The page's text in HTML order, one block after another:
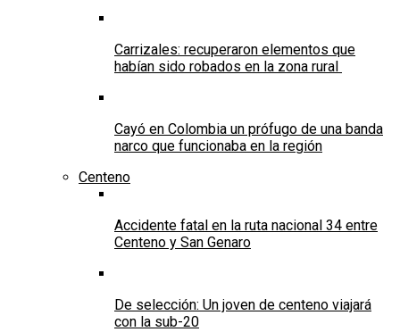
Carrizales: recuperaron elementos que
habían sido robados en la zona rural
Cayó en Colombia un prófugo de una banda
narco que funcionaba en la región
Centeno
Accidente fatal en la ruta nacional 34 entre
Centeno y San Genaro
De selección: Un joven de centeno viajará
con la sub-20